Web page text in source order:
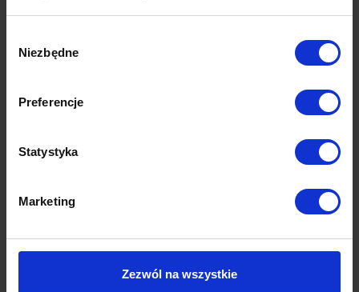
zgody
Niezbędne
Preferencje
Statystyka
Marketing
Zezwól na wszystkie